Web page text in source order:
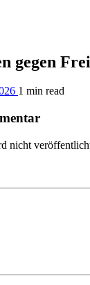
gegen
1 min read
nicht